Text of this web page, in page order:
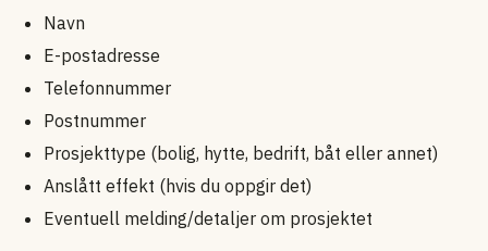
Navn
E-postadresse
Telefonnummer
Postnummer
Prosjekttype (bolig, hytte, bedrift, båt eller annet)
Anslått effekt (hvis du oppgir det)
Eventuell melding/detaljer om prosjektet